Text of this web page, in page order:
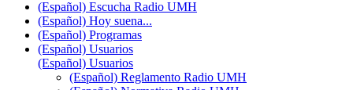
(Español) Escucha Radio UMH
(Español) Hoy suena...
(Español) Programas
(Español) Usuarios
(Español) Usuarios
(Español) Reglamento Radio UMH